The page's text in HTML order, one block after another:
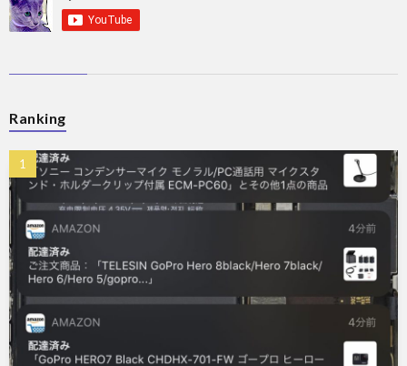
Ranking